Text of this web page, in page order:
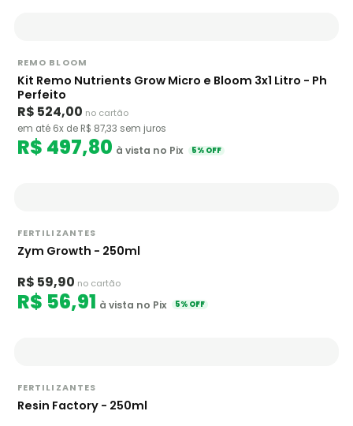
REMO BLOOM
Kit Remo Nutrients Grow Micro e Bloom 3x1 Litro - Ph
Perfeito
R$ 524,00 no cartão
em até 6x de R$ 87,33 sem juros
R$ 497,80 à vista no Pix 5% OFF
FERTILIZANTES
Zym Growth - 250ml
R$ 59,90 no cartão
R$ 56,91 à vista no Pix 5% OFF
FERTILIZANTES
Resin Factory - 250ml